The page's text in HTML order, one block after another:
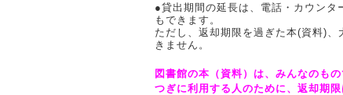
●貸出期間の延長は、電話・カウンタ
もできます。
ただし、返却期限を過ぎた本(資料)
きません。
図書館の本（資料）は、みんなのもの
つぎに利用する人のために、返却期限